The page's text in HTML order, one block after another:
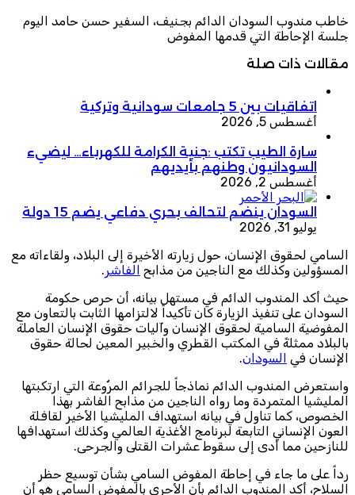
خاطب مندوب السودان الدائم بجنيف، السفير حسن حامد اليوم
جلسة الإحاطة التي قدمها المفوض
مقالات ذات صلة
اتفاقيات بين 5 جامعات سودانية وتركية
أغسطس 5, 2026
سارة الطيب تكتب :جنية الكرامة للكهرباء… ليضيء
السودانيون وطنهم بأيديهم
أغسطس 2, 2026
السودان ينضم لتحالف بحري دفاعي يضم 15 دولة
يوليو 31, 2026
السامي لحقوق الإنسان، حول زيارته الأخيرة إلى البلاد، ولقاءاته مع
المسؤولين وكذلك مع الناجين من مذابح الفاشر .
حيث أكد المندوب الدائم في مستهل بيانه، أن حرص حكومة
السودان على تنفيذ الزيارة كان تأكيداً لالتزامها الثابت بالتعاون مع
المفوضية السامية لحقوق الإنسان وآليات حقوق الإنسان العاملة
بالبلاد ممثلةً في المكتب القطري والخبير المعين لحالة حقوق
الإنسان في السودان.
واستعرض المندوب الدائم نماذجاً للجرائم المرٌوعة التي ارتكبتها
المليشيا المتمردة وما رواه الناجين من مذابح الفاشر بهذا
الخصوص، كما تناول في بيانه استهداف المليشيا الأخير لقافلة
العون الإنساني التابعة لبرنامج الأغذية العالمي وكذلك استهدافها
للنازحين مما أدى إلى سقوط عشرات القتلى والجرحى.
رداً على ما جاء في إحاطة المفوض السامي بشأن توسيع حظر
السلاح، أكد المندوب الدائم بأن الأحرى بالمفوض السامي هو أن